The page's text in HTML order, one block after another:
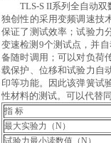
TLS-S II系列全自动
独创性的采用变频调速技
保证了测试效率；试验力
变速检测9个测试点，并自
备随时调用；可以对负荷
载保护、位移和试验力自
印等功能。因此该弹簧试
性材料的测试。可以代替
指 标
最大实验力（N）